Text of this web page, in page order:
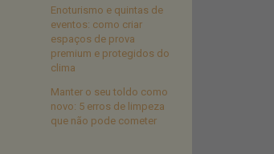
Enoturismo e quintas de
eventos: como criar
espaços de prova
premium e protegidos do
clima
Manter o seu toldo como
novo: 5 erros de limpeza
que não pode cometer